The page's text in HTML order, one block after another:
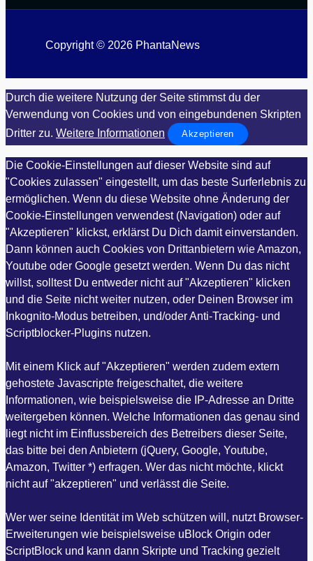
Copyright © 2026 PhantaNews
Durch die weitere Nutzung der Seite stimmst du der
Verwendung von Cookies und von eingebundenen Skripten
Dritter zu. Weitere Informationen Akzeptieren
Die Cookie-Einstellungen auf dieser Website sind auf
"Cookies zulassen" eingestellt, um das beste Surferlebnis zu
ermöglichen. Wenn du diese Website ohne Änderung der
Cookie-Einstellungen verwendest (Navigation) oder auf
"Akzeptieren" klickst, erklärst Du Dich damit einverstanden.
Dann können auch Cookies von Drittanbietern wie Amazon,
Youtube oder Google gesetzt werden. Wenn Du das nicht
willst, solltest Du entweder nicht auf "Akzeptieren" klicken
und die Seite nicht weiter nutzen, oder Deinen Browser im
Inkognito-Modus betreiben, und/oder Anti-Tracking- und
Scriptblocker-Plugins nutzen.
Mit einem Klick auf "Akzeptieren" werden zudem extern
gehostete Javascripte freigeschaltet, die weitere
Informationen, wie beispielsweise die IP-Adresse an Dritte
weitergeben können. Welche Informationen das genau sind
liegt nicht im Einflussbereich des Betreibers dieser Seite,
das bitte bei den Anbietern (jQuery, Google, Youtube,
Amazon, Twitter *) erfragen. Wer das nicht möchte, klickt
nicht auf "akzeptieren" und verlässt die Seite.
Wer wer seine Identität im Web schützen will, nutzt Browser-
Erweiterungen wie beispielsweise uBlock Origin oder
ScriptBlock und kann dann Skripte und Tracking gezielt